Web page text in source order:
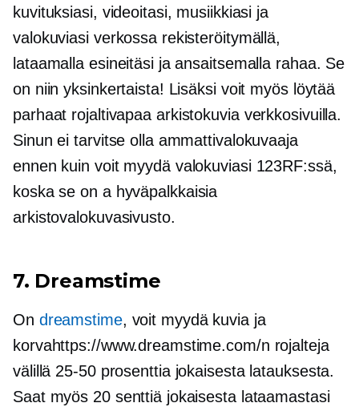
kuvituksiasi, videoitasi, musiikkiasi ja
valokuviasi verkossa rekisteröitymällä,
lataamalla esineitäsi ja ansaitsemalla rahaa. Se
on niin yksinkertaista! Lisäksi voit myös löytää
parhaat rojaltivapaa arkistokuvia verkkosivuilla.
Sinun ei tarvitse olla ammattivalokuvaaja
ennen kuin voit myydä valokuviasi 123RF:ssä,
koska se on a hyväpalkkaisia
arkistovalokuvasivusto.
7. Dreamstime
On dreamstime, voit myydä kuvia ja
korvahttps://www.dreamstime.com/n rojalteja
välillä 25-50prosenttia jokaisesta latauksesta.
Saat myös 20 senttiä jokaisesta lataamastasi